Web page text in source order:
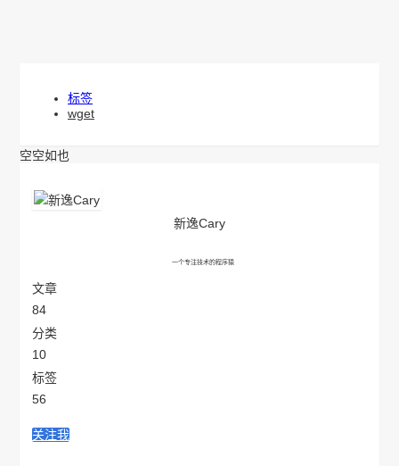
静态资源站标签
wget
空空如也
新逸Cary
一个专注技术的程序猿
文章
84
分类
10
标签
56
关注我